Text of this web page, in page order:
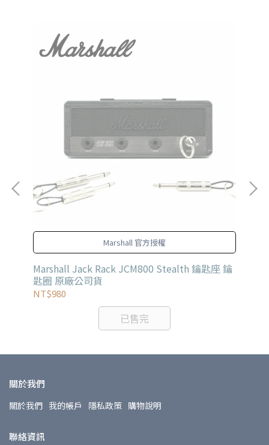
Marshall 官方授權
Marshall Jack Rack JCM800 Stealth 鑰匙座 鑰
匙圈 原廠公司貨
NT$980
已售完
關於我們
關於我們 我的帳戶 隱私政策 購物說明
聯絡資訊